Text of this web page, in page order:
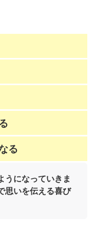
る
うになっていきま
思いを伝える喜び